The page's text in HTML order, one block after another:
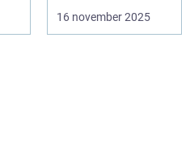
16 november 2025